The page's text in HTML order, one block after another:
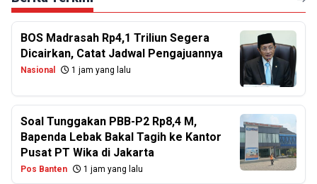
BOS Madrasah Rp4,1 Triliun Segera
Dicairkan, Catat Jadwal Pengajuannya
Nasional 1 jam yang lalu
Soal Tunggakan PBB-P2 Rp8,4 M,
Bapenda Lebak Bakal Tagih ke Kantor
Pusat PT Wika di Jakarta
Pos Banten 1 jam yang lalu